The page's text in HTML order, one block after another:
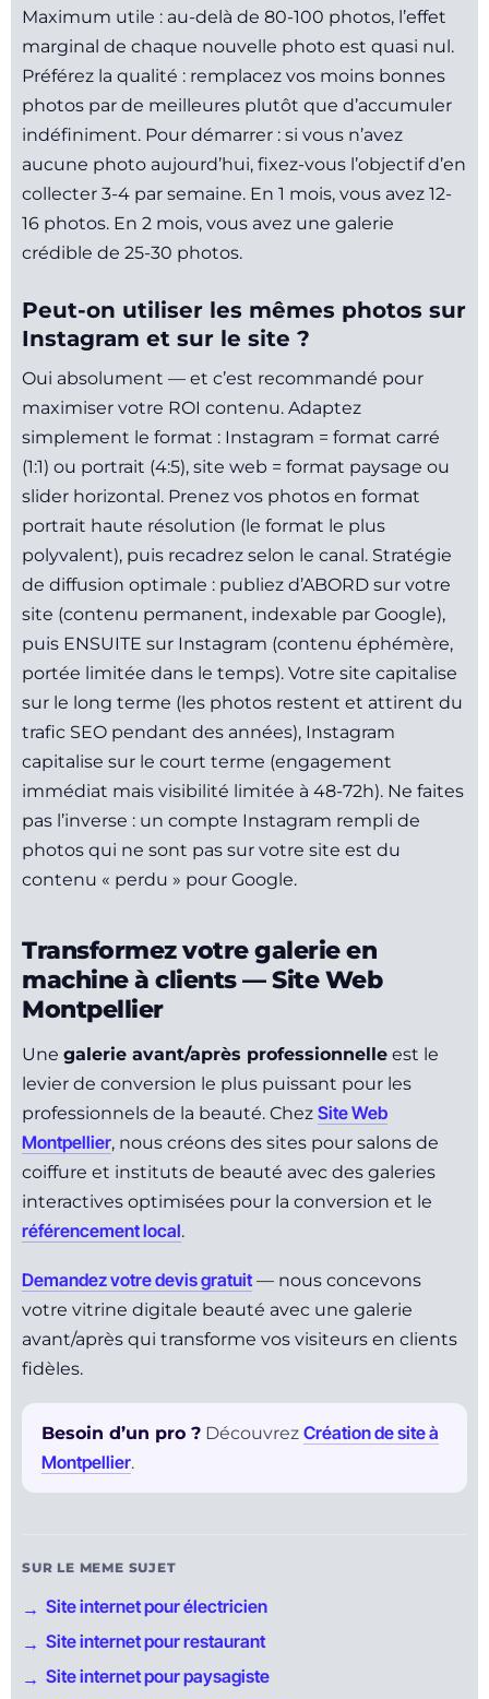
Maximum utile : au-delà de 80-100 photos, l’effet
marginal de chaque nouvelle photo est quasi nul.
Préférez la qualité : remplacez vos moins bonnes
photos par de meilleures plutôt que d’accumuler
indéfiniment. Pour démarrer : si vous n’avez
aucune photo aujourd’hui, fixez-vous l’objectif d’en
collecter 3-4 par semaine. En 1 mois, vous avez 12-
16 photos. En 2 mois, vous avez une galerie
crédible de 25-30 photos.
Peut-on utiliser les mêmes photos sur
Instagram et sur le site ?
Oui absolument — et c’est recommandé pour
maximiser votre ROI contenu. Adaptez
simplement le format : Instagram = format carré
(1:1) ou portrait (4:5), site web = format paysage ou
slider horizontal. Prenez vos photos en format
portrait haute résolution (le format le plus
polyvalent), puis recadrez selon le canal. Stratégie
de diffusion optimale : publiez d’ABORD sur votre
site (contenu permanent, indexable par Google),
puis ENSUITE sur Instagram (contenu éphémère,
portée limitée dans le temps). Votre site capitalise
sur le long terme (les photos restent et attirent du
trafic SEO pendant des années), Instagram
capitalise sur le court terme (engagement
immédiat mais visibilité limitée à 48-72h). Ne faites
pas l’inverse : un compte Instagram rempli de
photos qui ne sont pas sur votre site est du
contenu « perdu » pour Google.
Transformez votre galerie en
machine à clients — Site Web
Montpellier
Une galerie avant/après professionnelle est le
levier de conversion le plus puissant pour les
professionnels de la beauté. Chez Site Web
Montpellier, nous créons des sites pour salons de
coiffure et instituts de beauté avec des galeries
interactives optimisées pour la conversion et le
référencement local.
Demandez votre devis gratuit— nous concevons
votre vitrine digitale beauté avec une galerie
avant/après qui transforme vos visiteurs en clients
fidèles.
Besoin d’un pro ? Découvrez Création de site à
Montpellier.
SUR LE MEME SUJET
Site internet pour électricien
Site internet pour restaurant
Site internet pour paysagiste